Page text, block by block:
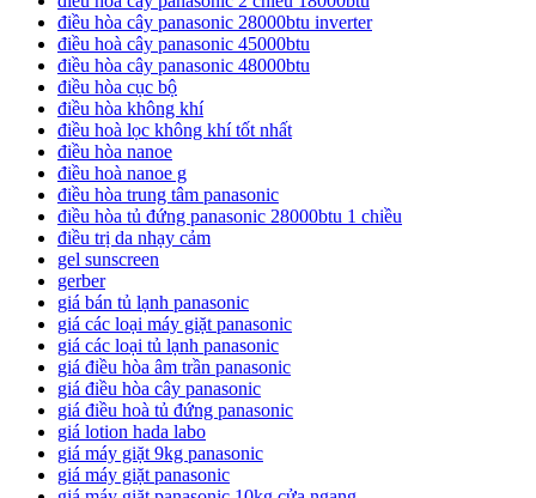
điều hòa cây panasonic 28000btu inverter
điều hoà cây panasonic 45000btu
điều hòa cây panasonic 48000btu
điều hòa cục bộ
điều hòa không khí
điều hoà lọc không khí tốt nhất
điều hòa nanoe
điều hoà nanoe g
điều hòa trung tâm panasonic
điều hòa tủ đứng panasonic 28000btu 1 chiều
điều trị da nhạy cảm
gel sunscreen
gerber
giá bán tủ lạnh panasonic
giá các loại máy giặt panasonic
giá các loại tủ lạnh panasonic
giá điều hòa âm trần panasonic
giá điều hòa cây panasonic
giá điều hoà tủ đứng panasonic
giá lotion hada labo
giá máy giặt 9kg panasonic
giá máy giặt panasonic